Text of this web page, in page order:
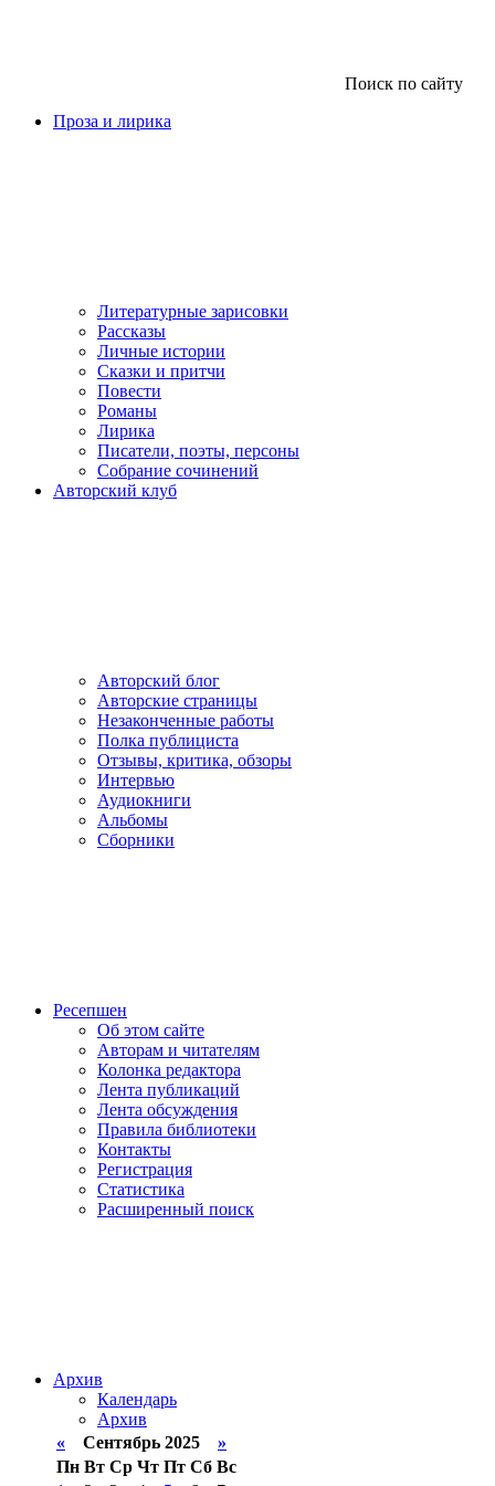
Поиск по сайту
Проза и лирика
Литературные зарисовки
Рассказы
Личные истории
Сказки и притчи
Повести
Романы
Лирика
Писатели, поэты, персоны
Собрание сочинений
Авторский клуб
Авторский блог
Авторские страницы
Незаконченные работы
Полка публициста
Отзывы, критика, обзоры
Интервью
Аудиокниги
Альбомы
Сборники
Ресепшен
Об этом сайте
Авторам и читателям
Колонка редактора
Лента публикаций
Лента обсуждения
Правила библиотеки
Контакты
Регистрация
Статистика
Расширенный поиск
Архив
Календарь
Архив
« Сентябрь 2025 »
Пн Вт Ср Чт Пт Сб Вс